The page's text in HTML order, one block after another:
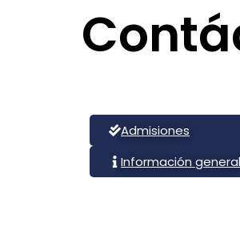
Admisiones
Información general